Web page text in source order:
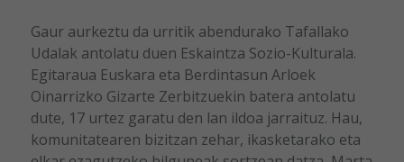
Gaur aurkeztu da urritik abendurako Tafallako
Udalak antolatu duen Eskaintza Sozio-Kulturala.
Egitaraua Euskara eta Berdintasun Arloek
Oinarrizko Gizarte Zerbitzuekin batera antolatu
dute, 17 urtez garatu den lan ildoa jarraituz. Hau,
komunitatearen bizitzan zehar, ikasketarako eta